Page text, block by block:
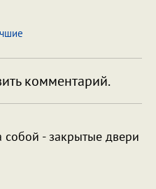
комментарий.
собой - закрытые двери